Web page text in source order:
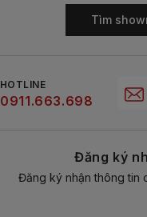
Tìm
HOTLINE
0911.663.698
Đăng ký
Đăng ký nhận thông tin